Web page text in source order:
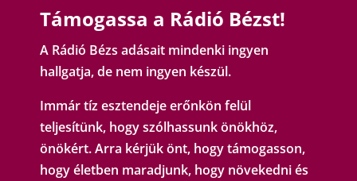
Támogassa a Rádió Bézst!
A Rádió Bézs adásait mindenki ingyen
hallgatja, de nem ingyen készül.
Immár tíz esztendeje erőnkön felül
teljesítünk, hogy szólhassunk önökhöz,
önökért. Arra kérjük önt, hogy támogasson,
hogy életben maradjunk, hogy növekedni és